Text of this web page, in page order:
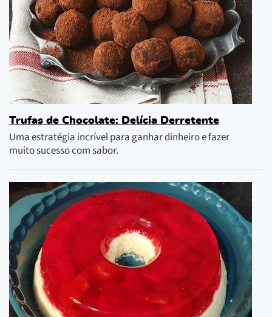
Trufas de Chocolate: Delícia Derretente
Uma estratégia incrível para ganhar dinheiro e fazer
muito sucesso com sabor.